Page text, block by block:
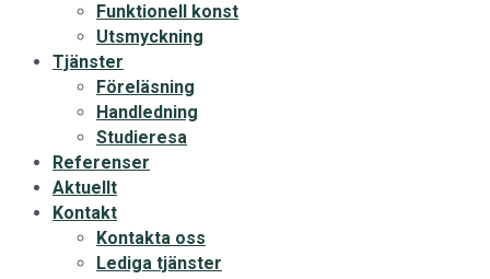
Funktionell konst
Utsmyckning
Tjänster
Föreläsning
Handledning
Studieresa
Referenser
Aktuellt
Kontakt
Kontakta oss
Lediga tjänster